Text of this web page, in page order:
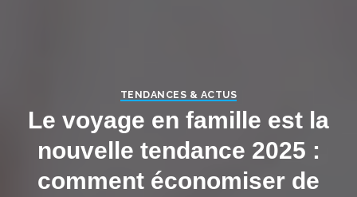
TENDANCES & ACTUS
Le voyage en famille est la
nouvelle tendance 2025 :
comment économiser de